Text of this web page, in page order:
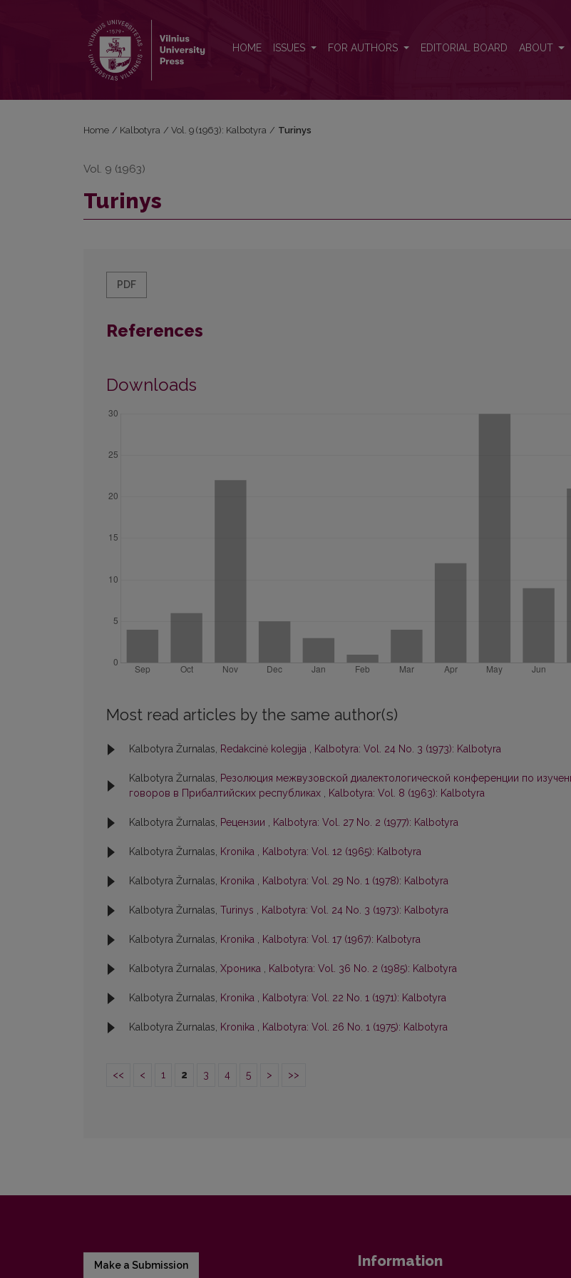
HOME ISSUES FOR AUTHORS EDITORIAL BOARD ABOUT
Home / Kalbotyra / Vol. 9 (1963): Kalbotyra / Turinys
Vol. 9 (1963)
Turinys
PDF
References
Downloads
Most read articles by the same author(s)
Kalbotyra Žurnalas, Redakcinė kolegija , Kalbotyra: Vol. 24 No. 3 (1973): Kalbotyra
Kalbotyra Žurnalas, Резолюция межвузовской диалектологической конференции по
говоров в Прибалтийских республиках , Kalbotyra: Vol. 8 (1963): Kalbotyra
Kalbotyra Žurnalas, Рецензии , Kalbotyra: Vol. 27 No. 2 (1977): Kalbotyra
Kalbotyra Žurnalas, Kronika , Kalbotyra: Vol. 12 (1965): Kalbotyra
Kalbotyra Žurnalas, Kronika , Kalbotyra: Vol. 29 No. 1 (1978): Kalbotyra
Kalbotyra Žurnalas, Turinys , Kalbotyra: Vol. 24 No. 3 (1973): Kalbotyra
Kalbotyra Žurnalas, Kronika , Kalbotyra: Vol. 17 (1967): Kalbotyra
Kalbotyra Žurnalas, Хроника , Kalbotyra: Vol. 36 No. 2 (1985): Kalbotyra
Kalbotyra Žurnalas, Kronika , Kalbotyra: Vol. 22 No. 1 (1971): Kalbotyra
Kalbotyra Žurnalas, Kronika , Kalbotyra: Vol. 26 No. 1 (1975): Kalbotyra
<< < 1 2 3 4 5 > >>
Make a Submission Information